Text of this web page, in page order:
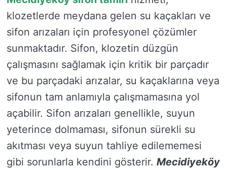
klozetlerde meydana gelen su kaçakları ve
sifon arızaları için profesyonel çözümler
sunmaktadır. Sifon, klozetin düzgün
çalışmasını sağlamak için kritik bir parçadır
ve bu parçadaki arızalar, su kaçaklarına veya
sifonun tam anlamıyla çalışmamasına yol
açabilir. Sifon arızaları genellikle, suyun
yeterince dolmaması, sifonun sürekli su
akıtması veya suyun tahliye edilememesi
gibi sorunlarla kendini gösterir. Mecidiyeköy